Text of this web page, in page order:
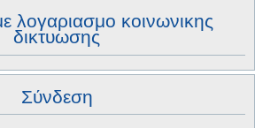
λογαριασμο κοινωνικης
δικτυωσης
Σύνδεση